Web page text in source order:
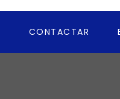
CONTACTAR